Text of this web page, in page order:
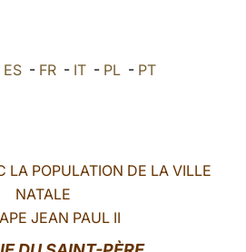
ES - FR - IT - PL - PT
LA POPULATION DE LA VILLE
NATALE
JEAN PAUL II